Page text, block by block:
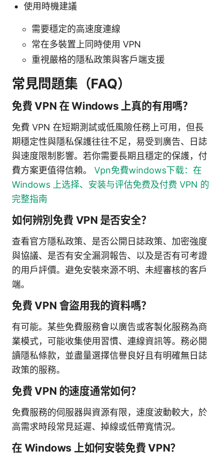
使用時機建議
需要穩定的高速度連線
常在多裝置上同時使用 VPN
重視嚴格的隱私政策與客戶端支援
常見問題集（FAQ）
免費 VPN 在 Windows 上真的有用嗎？
免費 VPN 在短期測試或低風險任務上可用，但長
期穩定性與隱私保護往往不足，易受到廣告、日誌
與速度限制影響。若你需要長期且穩定的保護，付
費方案更值得信賴。 Vpn免費windows下载：在
Windows 上选择、安装与评估免费及付费 VPN 的
完整指南
如何辨別免費 VPN 是否安全？
查看官方隱私政策、是否公開日誌政策、加密強度
與協議、是否有安全漏洞報告、以及是否有可考證
的用戶評價。避免安裝來源不明、未經審核的客戶
端。
免費 VPN 會盜用我的資料嗎？
有可能。某些免費服務會以廣告或客製化服務為商
業模式，可能收集使用習慣、連線資訊等。務必閱
讀隱私條款，並盡量選擇信譽良好且有明確無日誌
政策的服務。
免費 VPN 的速度通常如何？
免費服務的伺服器與資源有限，速度波動較大，於
高需求時段常見延遲、掉線或低帶寬情況。
在 Windows 上如何安裝免費 VPN？